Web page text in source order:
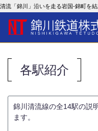
清流「錦川」沿いを走る岩国-錦町を
各駅紹介
錦川清流線の全14駅の説
ます。